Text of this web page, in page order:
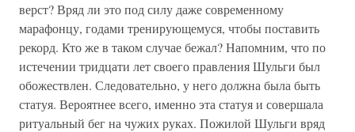
верст? Вряд ли это под силу даже современному
марафонцу, годами тренирующемуся, чтобы поставить
рекорд. Кто же в таком случае бежал? Напомним, что по
истечении тридцати лет своего правления Шульги был
обожествлен. Следовательно, у него должна была быть
статуя. Вероятнее всего, именно эта статуя и совершала
ритуальный бег на чужих руках. Пожилой Шульги вряд